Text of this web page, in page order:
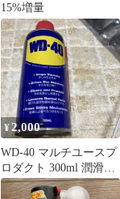
15%増量
¥2,000
WD-40 マルチユースプ
ロダクト 300ml 潤滑
剤 2本